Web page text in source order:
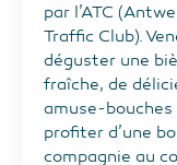
par l’ATC
Traffic Club).
déguster une
fraîche, de
amuse-bouches
profiter d’une
compagnie au